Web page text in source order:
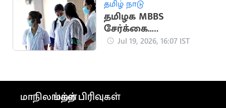
தமிழ் நாடு
தமிழக MBBS
சேர்க்கை..
எதிர்பார்க்கப்படும் கட்-
Jul 19, 2026, 16:07 IST
மாநிலங்கள்மற்ற பிரிவுகள்